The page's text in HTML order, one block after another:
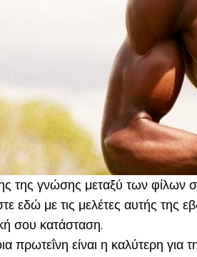
της γνώσης μεταξύ των φίλων
εδώ με τις μελέτες αυτής
σου κατάσταση.
πρωτεΐνη είναι η καλύτερη